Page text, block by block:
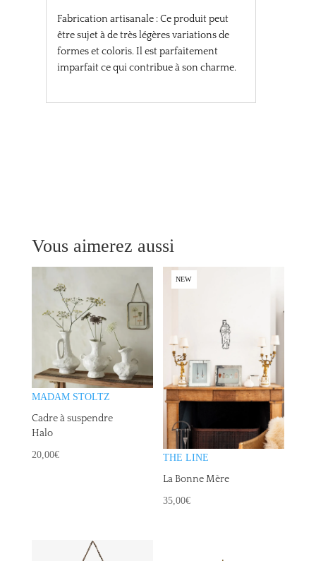
Fabrication artisanale : Ce produit peut
être sujet à de très légères variations de
formes et coloris. Il est parfaitement
imparfait ce qui contribue à son charme.
Vous aimerez aussi
MADAM STOLTZ
Cadre à suspendre
Halo
20,00€
NEW
THE LINE
La Bonne Mère
35,00€